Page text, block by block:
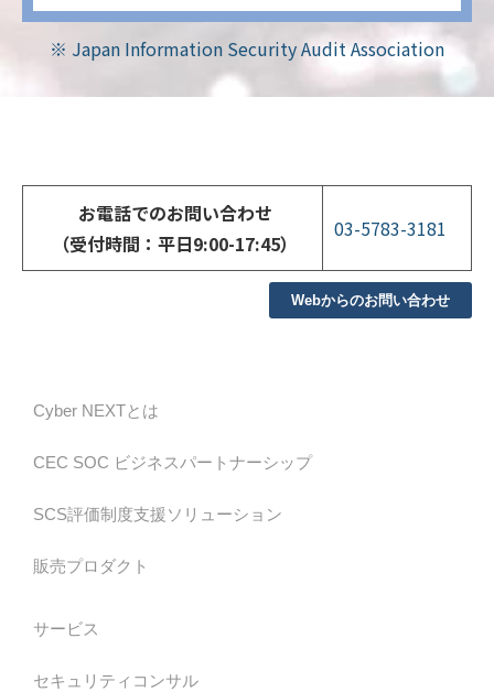
※ Japan Information Security Audit Association
お電話でのお問い合わせ
（受付時間：平日9:00-17:45）
03-5783-3181
Webからのお問い合わせ
Cyber NEXTとは
CEC SOC ビジネスパートナーシップ
SCS評価制度支援ソリューション
販売プロダクト
サービス
セキュリティコンサル